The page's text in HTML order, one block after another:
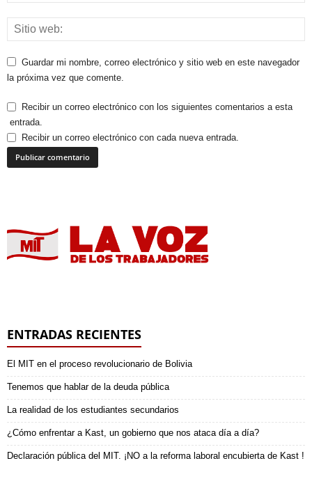
Guardar mi nombre, correo electrónico y sitio web en este navegador
la próxima vez que comente.
Recibir un correo electrónico con los siguientes comentarios a esta
entrada.
Recibir un correo electrónico con cada nueva entrada.
ENTRADAS RECIENTES
El MIT en el proceso revolucionario de Bolivia
Tenemos que hablar de la deuda pública
La realidad de los estudiantes secundarios
¿Cómo enfrentar a Kast, un gobierno que nos ataca día a día?
Declaración pública del MIT. ¡NO a la reforma laboral encubierta de Kast !